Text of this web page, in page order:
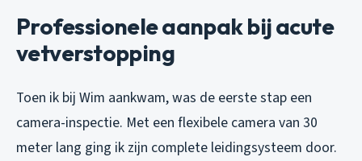
Professionele aanpak bij acute
vetverstopping
Toen ik bij Wim aankwam, was de eerste stap een
camera-inspectie. Met een flexibele camera van 30
meter lang ging ik zijn complete leidingsysteem door.